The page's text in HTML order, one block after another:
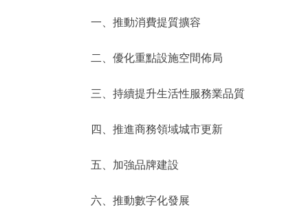
一、推動消費提質擴容
二、優化重點設施空間佈局
三、持續提升生活性服務業品質
四、推進商務領域城市更新
五、加強品牌建設
六、推動數字化發展